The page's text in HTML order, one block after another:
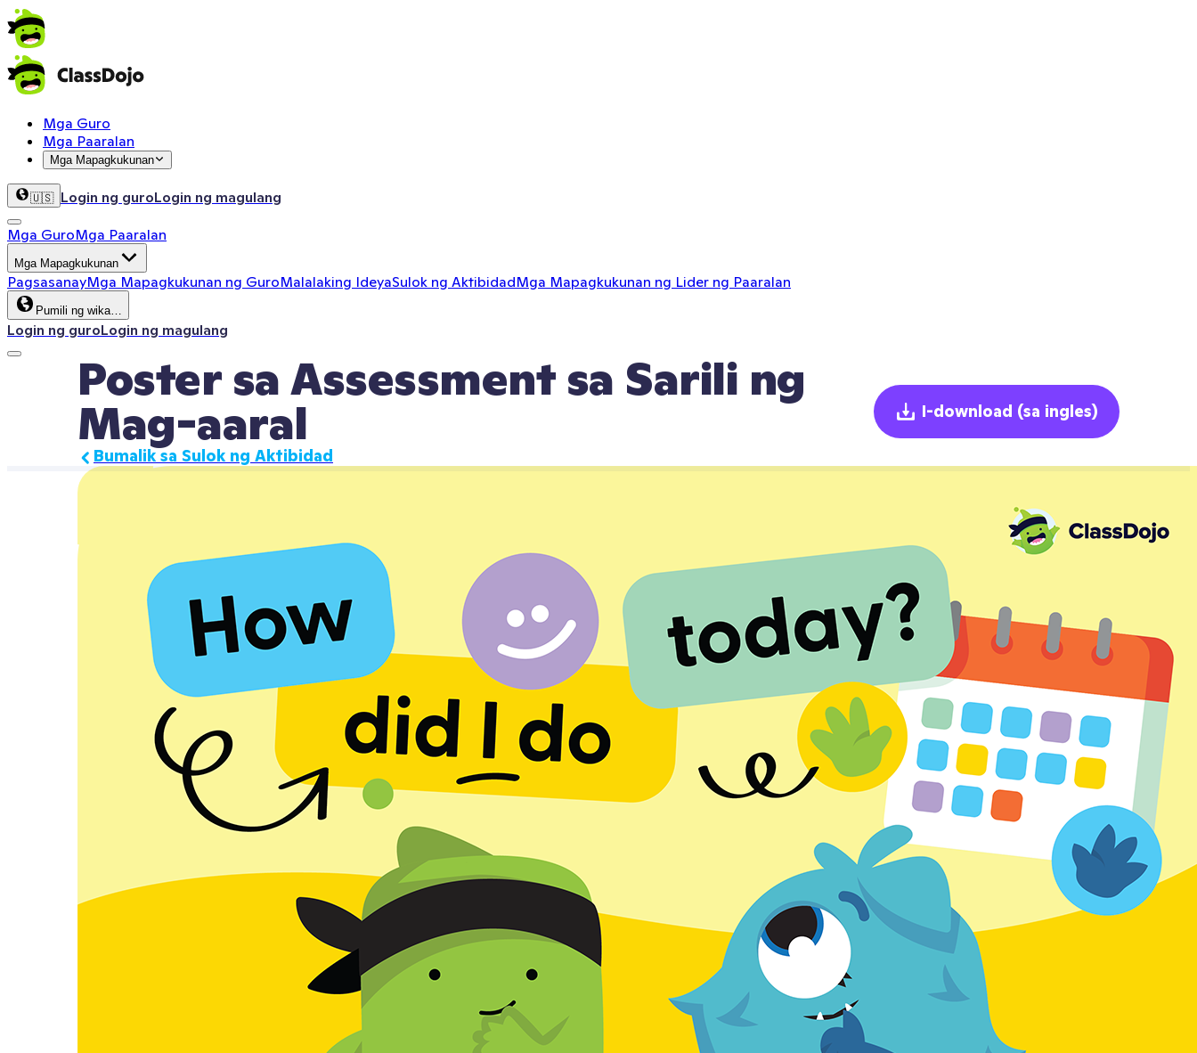
Mga Guro
Mga Paaralan
Mga Mapagkukunan
🇺🇸 Login ng guroLogin ng magulang
Mga GuroMga Paaralan
Mga Mapagkukunan
PagsasanayMga Mapagkukunan ng GuroMalalaking IdeyaSulok ng AktibidadMga Mapagkukunan ng Lider ng Paaralan
Pumili ng wika…
Login ng guroLogin ng magulang
Poster sa Assessment sa Sarili ng
Mag-aaral
Bumalik sa Sulok ng Aktibidad
I-download (sa ingles)